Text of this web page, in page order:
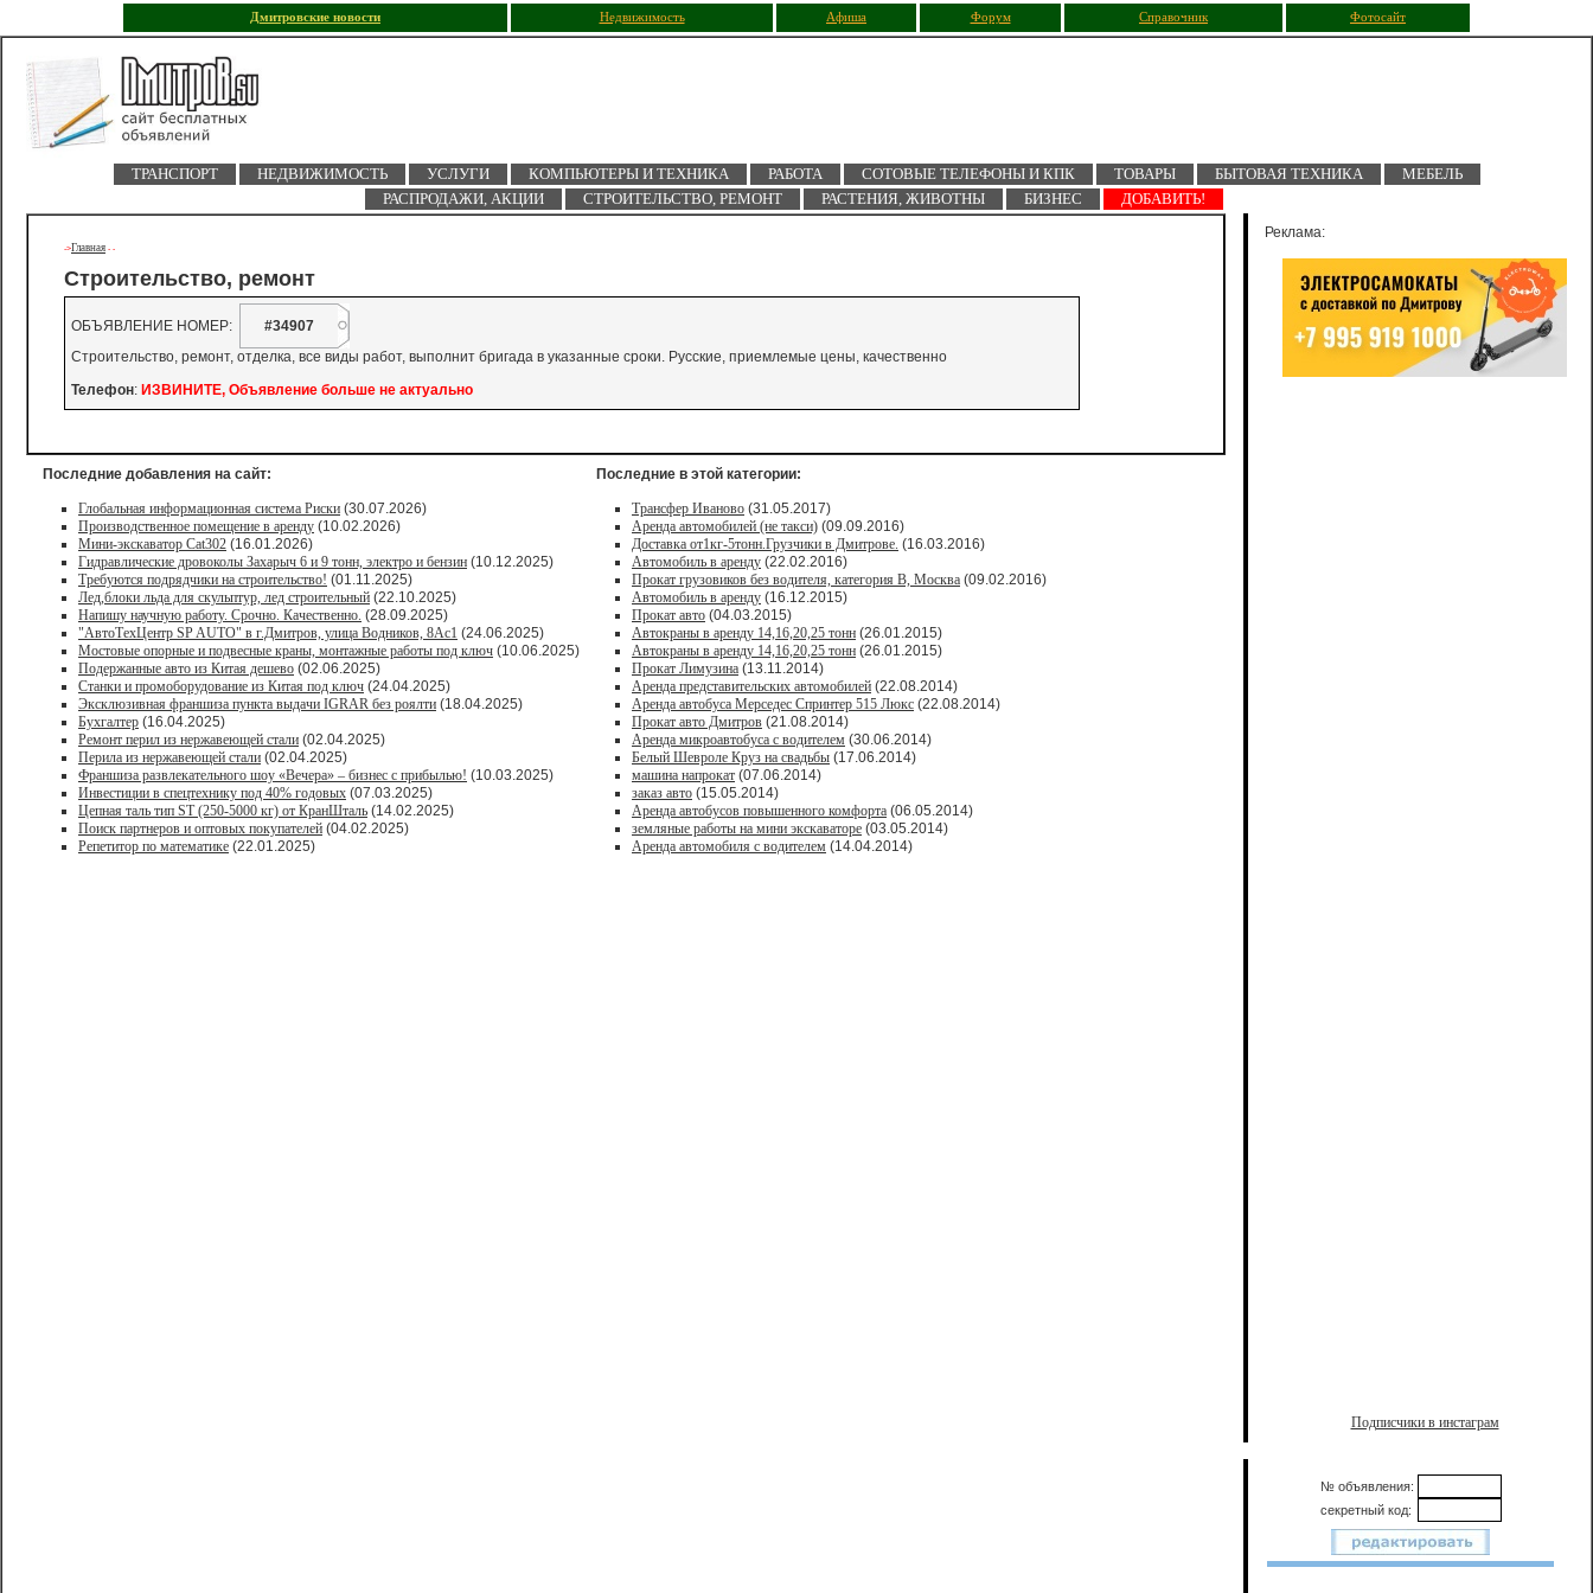
Дмитровские новости Недвижимость Афиша Форум Справочник Фотосайт
ТРАНСПОРТ НЕДВИЖИМОСТЬ УСЛУГИ КОМПЬЮТЕРЫ И ТЕХНИКА РАБОТА СОТОВЫЕ ТЕЛЕФОНЫ И КПК ТОВАРЫ БЫТОВАЯ ТЕХНИКА
МЕБЕЛЬ
РАСПРОДАЖИ, АКЦИИ
СТРОИТЕЛЬСТВО, РЕМОНТ РАСТЕНИЯ, ЖИВОТНЫ БИЗНЕС ДОБАВИТЬ!
->Главная - -
Строительство, ремонт
ОБЪЯВЛЕНИЕ НОМЕР:
#34907
Строительство, ремонт, отделка, все виды работ, выполнит бригада в указанные сроки. Русские, приемлемые цены, качественно
Телефон: ИЗВИНИТЕ, Объявление больше не актуально
Последние добавления на сайт:
Глобальная информационная система Риски (30.07.2026)
Производственное помещение в аренду (10.02.2026)
Мини-экскаватор Cat302 (16.01.2026)
Гидравлические дровоколы Захарыч 6 и 9 тонн, электро и бензин (10.12.2025)
Требуются подрядчики на строительство! (01.11.2025)
Лед,блоки льда для скульптур, лед строительный (22.10.2025)
Напишу научную работу. Срочно. Качественно. (28.09.2025)
"АвтоТехЦентр SP AUTO" в г.Дмитров, улица Водников, 8Ас1 (24.06.2025)
Мостовые опорные и подвесные краны, монтажные работы под ключ (10.06.2025)
Подержанные авто из Китая дешево (02.06.2025)
Станки и промоборудование из Китая под ключ (24.04.2025)
Эксклюзивная франшиза пункта выдачи IGRAR без роялти (18.04.2025)
Бухгалтер (16.04.2025)
Ремонт перил из нержавеющей стали (02.04.2025)
Перила из нержавеющей стали (02.04.2025)
Франшиза развлекательного шоу «Вечера» – бизнес с прибылью! (10.03.2025)
Инвестиции в спецтехнику под 40% годовых (07.03.2025)
Цепная таль тип ST (250-5000 кг) от КранШталь (14.02.2025)
Поиск партнеров и оптовых покупателей (04.02.2025)
Репетитор по математике (22.01.2025)
Последние в этой категории:
Трансфер Иваново (31.05.2017)
Аренда автомобилей (не такси) (09.09.2016)
Доставка от1кг-5тонн.Грузчики в Дмитрове. (16.03.2016)
Автомобиль в аренду (22.02.2016)
Прокат грузовиков без водителя, категория В, Москва (09.02.2016)
Автомобиль в аренду (16.12.2015)
Прокат авто (04.03.2015)
Автокраны в аренду 14,16,20,25 тонн (26.01.2015)
Автокраны в аренду 14,16,20,25 тонн (26.01.2015)
Прокат Лимузина (13.11.2014)
Аренда представительских автомобилей (22.08.2014)
Аренда автобуса Мерседес Спринтер 515 Люкс (22.08.2014)
Прокат авто Дмитров (21.08.2014)
Аренда микроавтобуса с водителем (30.06.2014)
Белый Шевроле Круз на свадьбы (17.06.2014)
машина напрокат (07.06.2014)
заказ авто (15.05.2014)
Аренда автобусов повышенного комфорта (06.05.2014)
земляные работы на мини экскаваторе (03.05.2014)
Аренда автомобиля с водителем (14.04.2014)
Реклама:
Подписчики в инстаграм
№ объявления:
секретный код: